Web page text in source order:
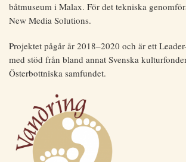
båtmuseum i Malax. För det tekniska
New Media Solutions.
Projektet pågår år 2018–2020 och är ett
med stöd från bland annat Svenska
Österbottniska samfundet.